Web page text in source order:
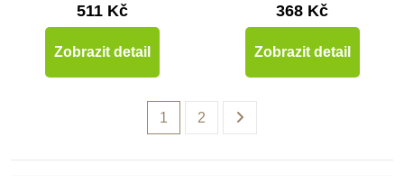
511 Kč
Zobrazit detail
368 Kč
Zobrazit detail
1 2